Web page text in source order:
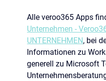
Alle veroo365 Apps
Unternehmen -
UNTERNEHMEN, bei
Informationen zu
generell zu Microsoft